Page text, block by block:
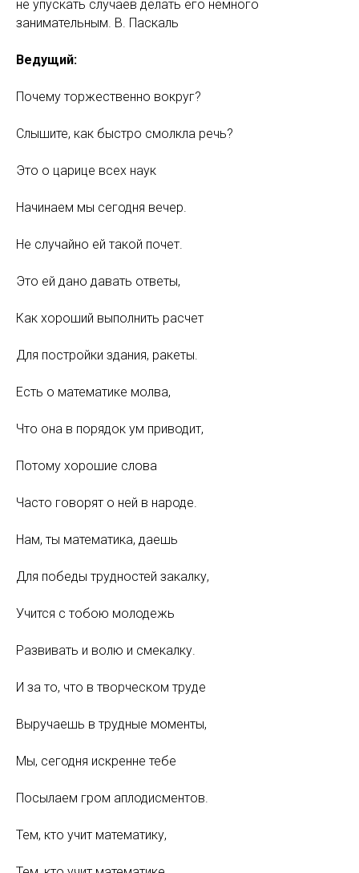
не упускать случаев делать его немного
занимательным. В. Паскаль
Ведущий:
Почему торжественно вокруг?
Слышите, как быстро смолкла речь?
Это о царице всех наук
Начинаем мы сегодня вечер.
Не случайно ей такой почет.
Это ей дано давать ответы,
Как хороший выполнить расчет
Для постройки здания, ракеты.
Есть о математике молва,
Что она в порядок ум приводит,
Потому хорошие слова
Часто говорят о ней в народе.
Нам, ты математика, даешь
Для победы трудностей закалку,
Учится с тобою молодежь
Развивать и волю и смекалку.
И за то, что в творческом труде
Выручаешь в трудные моменты,
Мы, сегодня искренне тебе
Посылаем гром аплодисментов.
Тем, кто учит математику,